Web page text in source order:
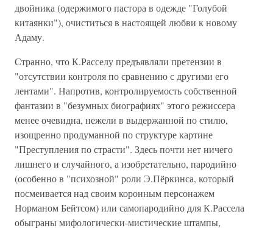
двойника (одержимого пастора в одежде "Голубой
китаянки"), очиститься в настоящей любви к новому
Адаму.
Странно, что К.Расселу предъявляли претензии в
"отсутствии контроля по сравнению с другими его
лентами". Напротив, контролируемость собственной
фантазии в "безумных биографиях" этого режиссера
менее очевидна, нежели в выдержанной по стилю,
изощренно продуманной по структуре картине
"Преступления по страсти". Здесь почти нет ничего
лишнего и случайного, а изобретательно, пародийно
(особенно в "психозной" роли Э.Пёркинса, который
посмеивается над своим коронным персонажем
Норманом Бейтсом) или самопародийно для К.Рассела
обыграны мифологически-мистические штампы,